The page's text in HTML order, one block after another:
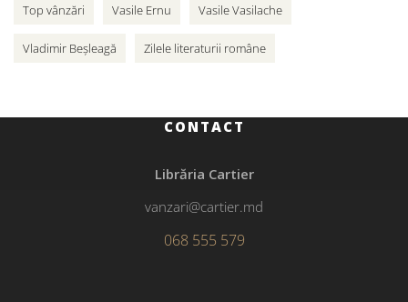
Top vânzări Vasile Ernu Vasile Vasilache
Vladimir Beșleagă Zilele literaturii române
CONTACT
Librăria Cartier
vanzari@cartier.md
068 555 579